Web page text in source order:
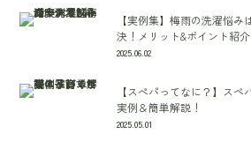
【実例集】梅雨の洗濯悩
決！メリット&ポイント紹介
2025.06.02
【スぺパってなに？】ス
実例＆簡単解説！
2025.05.01